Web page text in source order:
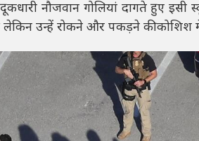
नौजवान गोलियां दागते हुए
उन्हें रोकने और पकड़ने की कोशिश में